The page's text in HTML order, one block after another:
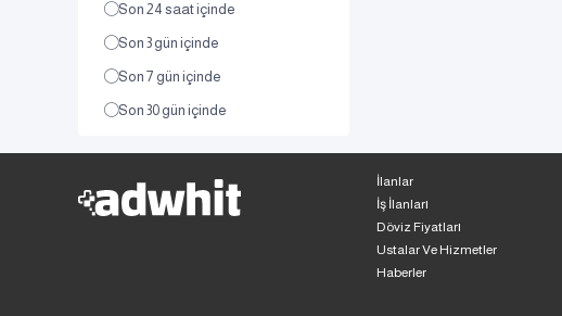
Son 24 saat içinde
Son 3 gün içinde
Son 7 gün içinde
Son 30 gün içinde
İlanlar
İş İlanları
Döviz Fiyatları
Ustalar Ve Hizmetler
Haberler